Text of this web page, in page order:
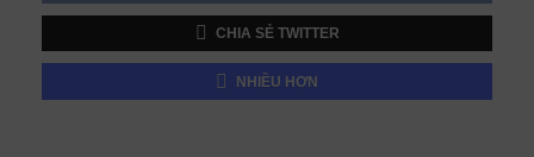
CHIA SẺ TWITTER
NHIỀU HƠN